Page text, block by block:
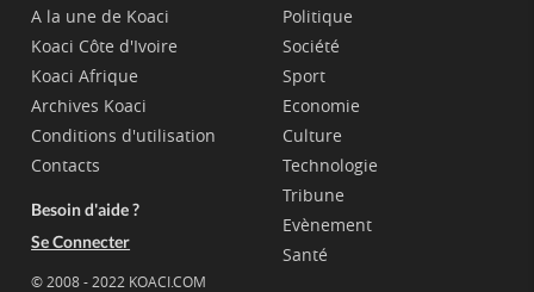
A la une de Koaci
Koaci Côte d'Ivoire
Koaci Afrique
Archives Koaci
Conditions d'utilisation
Contacts
Besoin d'aide ?
Se Connecter
© 2008 - 2022 KOACI.COM
Politique
Société
Sport
Economie
Culture
Technologie
Tribune
Evènement
Santé